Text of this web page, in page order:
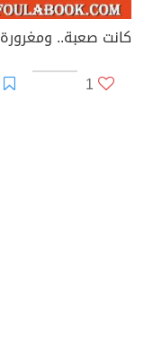
كانت صعبة.. ومغرورة
1